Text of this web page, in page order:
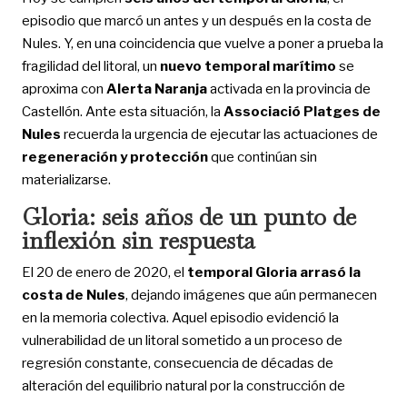
episodio que marcó un antes y un después en la costa de
Nules. Y, en una coincidencia que vuelve a poner a prueba la
fragilidad del litoral, un nuevo temporal marítimo se
aproxima con Alerta Naranjaactivada en la provincia de
Castellón. Ante esta situación, la Associació Platges de
Nules recuerda la urgencia de ejecutar las actuaciones de
regeneración y protecciónque continúan sin
materializarse.
Gloria: seis años de un punto de
inflexión sin respuesta
El 20 de enero de 2020, el temporal Gloria arrasó la
costa de Nules, dejando imágenes que aún permanecen
en la memoria colectiva. Aquel episodio evidenció la
vulnerabilidad de un litoral sometido a un proceso de
regresión constante, consecuencia de décadas de
alteración del equilibrio natural por la construcción de